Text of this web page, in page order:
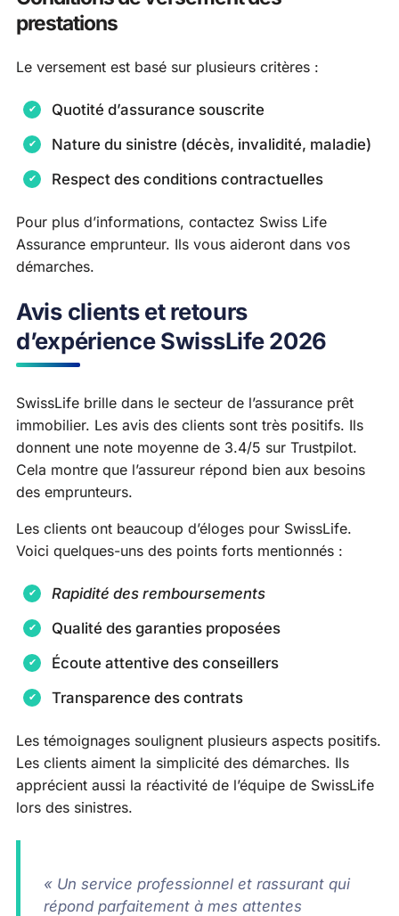
prestations
Le versement est basé sur plusieurs critères :
Quotité d’assurance souscrite
Nature du sinistre (décès, invalidité, maladie)
Respect des conditions contractuelles
Pour plus d’informations, contactez Swiss Life
Assurance emprunteur. Ils vous aideront dans vos
démarches.
Avis clients et retours
d’expérience SwissLife 2026
SwissLife brille dans le secteur de l’assurance prêt
immobilier. Les avis des clients sont très positifs. Ils
donnent une note moyenne de 3.4/5 sur Trustpilot.
Cela montre que l’assureur répond bien aux besoins
des emprunteurs.
Les clients ont beaucoup d’éloges pour SwissLife.
Voici quelques-uns des points forts mentionnés :
Rapidité des remboursements
Qualité des garanties proposées
Écoute attentive des conseillers
Transparence des contrats
Les témoignages soulignent plusieurs aspects positifs.
Les clients aiment la simplicité des démarches. Ils
apprécient aussi la réactivité de l’équipe de SwissLife
lors des sinistres.
« Un service professionnel et rassurant qui
répond parfaitement à mes attentes